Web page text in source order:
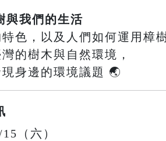
與我們的生活
色，以及人們如何運用樟
的樹木與自然環境，
身邊的環境議題 🌏
（六）